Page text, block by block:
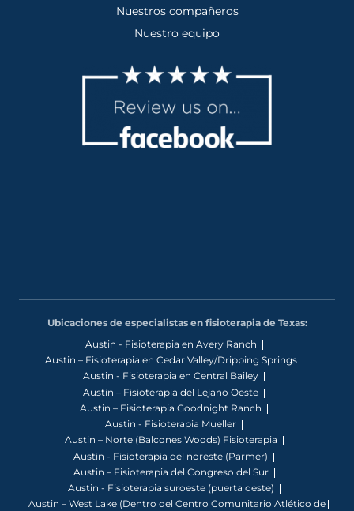
Nuestros compañeros
Nuestro equipo
Ubicaciones de especialistas en fisioterapia de Texas:
Austin - Fisioterapia en Avery Ranch
Austin – Fisioterapia en Cedar Valley/Dripping Springs
Austin - Fisioterapia en Central Bailey
Austin – Fisioterapia del Lejano Oeste
Austin – Fisioterapia Goodnight Ranch
Austin - Fisioterapia Mueller
Austin – Norte (Balcones Woods) Fisioterapia
Austin - Fisioterapia del noreste (Parmer)
Austin – Fisioterapia del Congreso del Sur
Austin - Fisioterapia suroeste (puerta oeste)
Austin – West Lake (Dentro del Centro Comunitario Atlético de